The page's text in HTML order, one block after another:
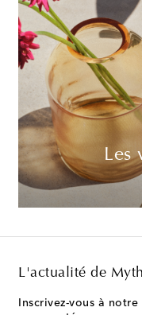
Les
L'actualité de
Inscrivez-vous à